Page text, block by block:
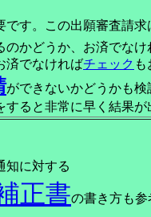
です。この出願審査請
のかどうか、お済でなけ
済でなければチェック
ができないかどうかも
すると非常に早く結果が
知に対する
正書の書き方も参